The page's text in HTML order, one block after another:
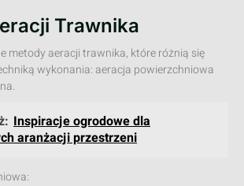
Trawnika
metody aeracji trawnika, które różnią się
wykonania: aeracja powierzchniowa
Inspiracje ogrodowe dla
aranżacji przestrzeni